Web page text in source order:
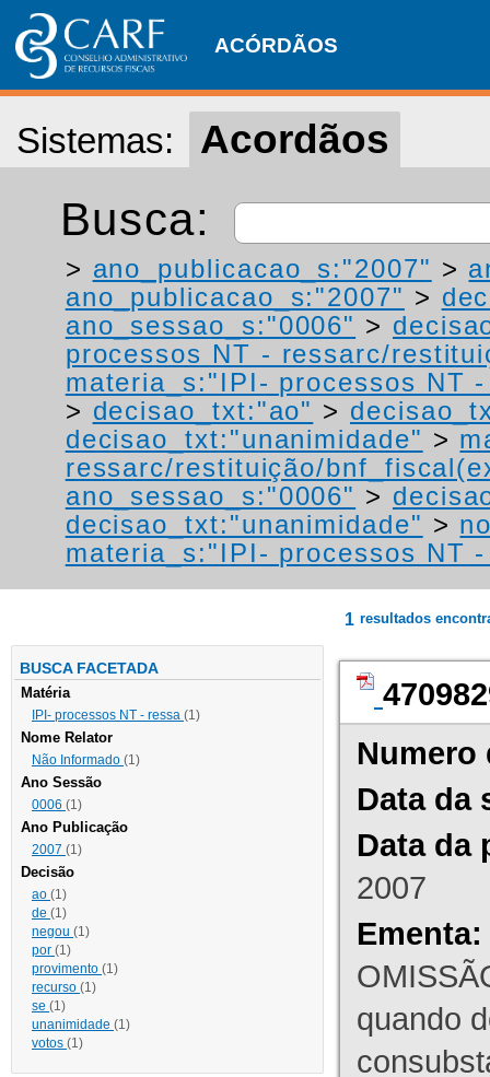
ACÓRDÃOS
Sistemas: Acordãos
Busca:
> ano_publicacao_s:"2007" >
ano_publicacao_s:"2007" >
ano_sessao_s:"0006" >
processos NT - ressarc/
materia_s:"IPI- processos NT
> decisao_txt:"ao" >
decisao_txt:"unanimidade" >
ressarc/restituição/
ano_sessao_s:"0006" >
decisao_txt:"unanimidade" >
materia_s:"IPI- processos NT
BUSCA FACETADA
Matéria
IPI- processos NT - ressa (1)
Nome Relator
Não Informado (1)
Ano Sessão
0006 (1)
Ano Publicação
2007 (1)
Decisão
ao (1)
de (1)
negou (1)
por (1)
provimento (1)
recurso (1)
se (1)
unanimidade (1)
votos (1)
1 resultados
Numero
Data da
Data da
2007
Ementa:
quando